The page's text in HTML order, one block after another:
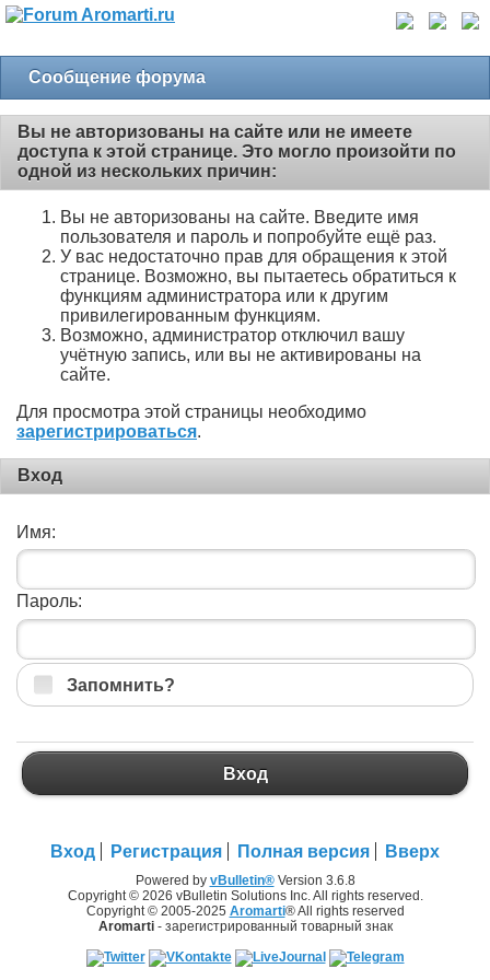
Сообщение форума
Вы не авторизованы на сайте или не имеете
доступа к этой странице. Это могло произойти по
одной из нескольких причин:
Вы не авторизованы на сайте. Введите имя
пользователя и пароль и попробуйте ещё раз.
У вас недостаточно прав для обращения к этой
странице. Возможно, вы пытаетесь обратиться к
функциям администратора или к другим
привилегированным функциям.
Возможно, администратор отключил вашу
учётную запись, или вы не активированы на
сайте.
Для просмотра этой страницы необходимо
зарегистрироваться.
Вход
Имя:
Пароль:
Запомнить?
Вход
Вход Регистрация Полная версия Вверх
Powered by vBulletin®Version 3.6.8
Copyright © 2026 vBulletin Solutions Inc. All rights reserved.
Copyright © 2005-2025 Aromarti® All rights reserved
Aromarti- зарегистрированный товарный знак